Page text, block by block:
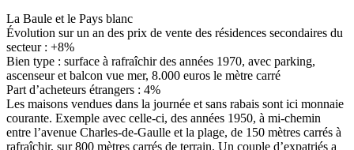
La Baule et le Pays blanc
Évolution sur un an des prix de vente des résidences secondaires du
secteur : +8%
Bien type : surface à rafraîchir des années 1970, avec parking,
ascenseur et balcon vue mer, 8.000 euros le mètre carré
Part d’acheteurs étrangers : 4%
Les maisons vendues dans la journée et sans rabais sont ici monnaie
courante. Exemple avec celle-ci, des années 1950, à mi-chemin
entre l’avenue Charles-de-Gaulle et la plage, de 150 mètres carrés à
rafraîchir, sur 800 mètres carrés de terrain. Un couple d’expatriés a